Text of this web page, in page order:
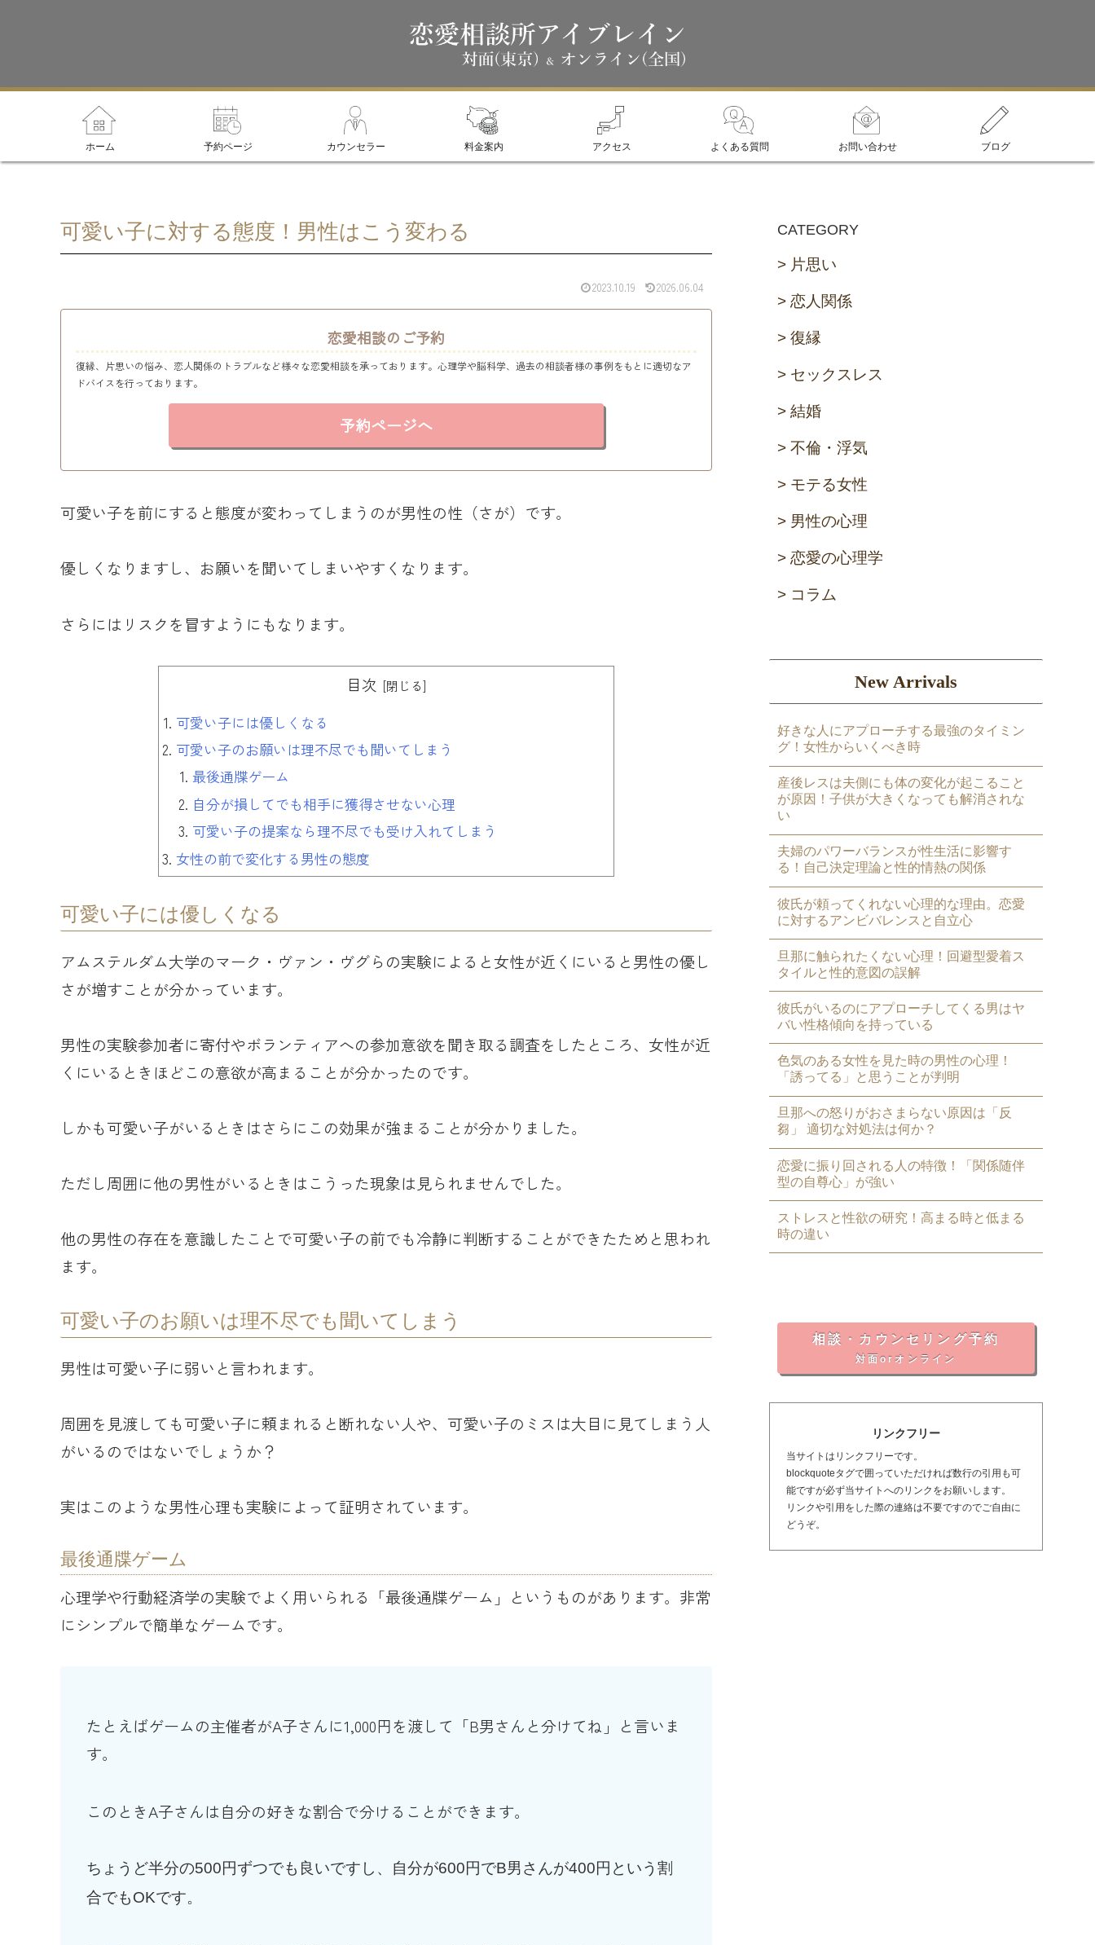
ホーム 予約ページ カウンセラー 料金案内 アクセス よくある質問 お問い合わせ ブログ
可愛い子に対する態度！男性はこう変わる
2023.10.19 2026.06.04
恋愛相談のご予約
復縁、片思いの悩み、恋人関係のトラブルなど様々な恋愛相談を承っております。心理学や脳科学、過去の相談者様の事例をもとに適切なア
ドバイスを行っております。
予約ページへ
可愛い子を前にすると態度が変わってしまうのが男性の性（さが）です。
優しくなりますし、お願いを聞いてしまいやすくなります。
さらにはリスクを冒すようにもなります。
目次
可愛い子には優しくなる
可愛い子のお願いは理不尽でも聞いてしまう
最後通牒ゲーム
自分が損してでも相手に獲得させない心理
可愛い子の提案なら理不尽でも受け入れてしまう
女性の前で変化する男性の態度
可愛い子には優しくなる
アムステルダム大学のマーク・ヴァン・ヴグらの実験によると女性が近くにいると男性の優し
さが増すことが分かっています。
男性の実験参加者に寄付やボランティアへの参加意欲を聞き取る調査をしたところ、女性が近
くにいるときほどこの意欲が高まることが分かったのです。
しかも可愛い子がいるときはさらにこの効果が強まることが分かりました。
ただし周囲に他の男性がいるときはこうった現象は見られませんでした。
他の男性の存在を意識したことで可愛い子の前でも冷静に判断することができたためと思われ
ます。
可愛い子のお願いは理不尽でも聞いてしまう
男性は可愛い子に弱いと言われます。
周囲を見渡しても可愛い子に頼まれると断れない人や、可愛い子のミスは大目に見てしまう人
がいるのではないでしょうか？
実はこのような男性心理も実験によって証明されています。
最後通牒ゲーム
心理学や行動経済学の実験でよく用いられる「最後通牒ゲーム」というものがあります。非常
にシンプルで簡単なゲームです。
たとえばゲームの主催者がA子さんに1,000円を渡して「B男さんと分けてね」と言いま
す。
このときA子さんは自分の好きな割合で分けることができます。
ちょうど半分の500円ずつでも良いですし、自分が600円でB男さんが400円という割
合でもOKです。
CATEGORY
片思い
恋人関係
復縁
セックスレス
結婚
不倫・浮気
モテる女性
男性の心理
恋愛の心理学
コラム
New Arrivals
好きな人にアプローチする最強のタイミン
グ！女性からいくべき時
産後レスは夫側にも体の変化が起こること
が原因！子供が大きくなっても解消されな
い
夫婦のパワーバランスが性生活に影響す
る！自己決定理論と性的情熱の関係
彼氏が頼ってくれない心理的な理由。恋愛
に対するアンビバレンスと自立心
旦那に触られたくない心理！回避型愛着ス
タイルと性的意図の誤解
彼氏がいるのにアプローチしてくる男はヤ
バい性格傾向を持っている
色気のある女性を見た時の男性の心理！
「誘ってる」と思うことが判明
旦那への怒りがおさまらない原因は「反
芻」 適切な対処法は何か？
恋愛に振り回される人の特徴！「関係随伴
型の自尊心」が強い
ストレスと性欲の研究！高まる時と低まる
時の違い
相談・カウンセリング予約
対面orオンライン
リンクフリー
当サイトはリンクフリーです。
blockquoteタグで囲っていただければ数行の引用も可
能ですが必ず当サイトへのリンクをお願いします。
リンクや引用をした際の連絡は不要ですのでご自由に
どうぞ。